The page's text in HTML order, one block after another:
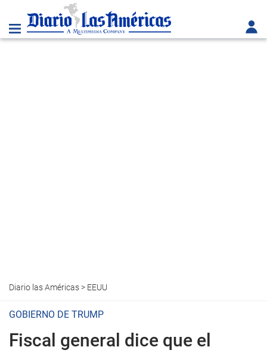
Diario las Américas> EEUU
GOBIERNO DE TRUMP
Fiscal general dice que el